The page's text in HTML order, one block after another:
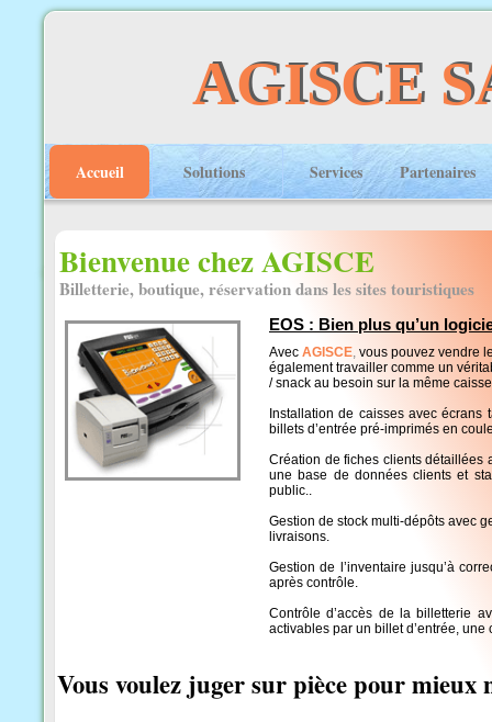
Vous voulez juger sur pièce pour mieux
EOS : Bien plus qu’un
Avec AGISCE, vous pouvez vendre
également travailler comme un
/ snack au besoin sur la même
Installation de caisses avec écrans
billets d’entrée pré-imprimés en
Création de fiches clients détaillées
une base de données clients et
public..
Gestion de stock multi-dépôts avec
livraisons.
Gestion de l’inventaire jusqu’à
après contrôle.
Contrôle d’accès de la billetterie
activables par un billet d’entrée,
Bienvenue chez AGISCE
Billetterie, boutique, réservation dans les sites touristiques
Solutions Partenaires
Services
Accueil
AGISCE
AGISCE